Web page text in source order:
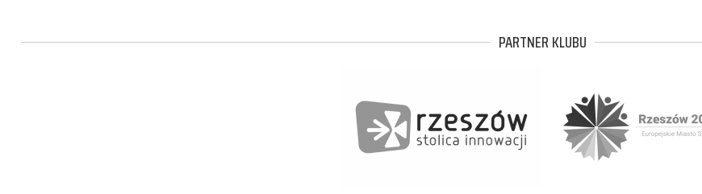
PARTNER KLUBU